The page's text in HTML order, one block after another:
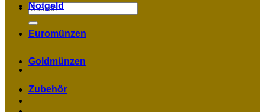
Suchen
nach:
Notgeld
Euromünzen
Goldmünzen
Zubehör